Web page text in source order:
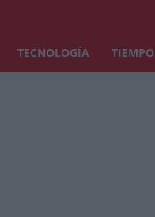
TECNOLOGÍA TIEMPO